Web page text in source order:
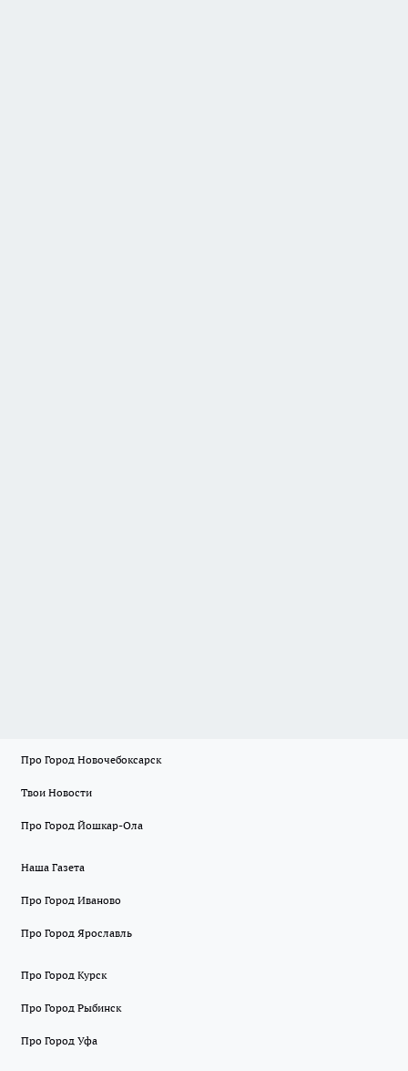
Про Город Новочебоксарск
Твои Новости
Про Город Йошкар-Ола
Наша Газета
Про Город Иваново
Про Город Ярославль
Про Город Курск
Про Город Рыбинск
Про Город Уфа